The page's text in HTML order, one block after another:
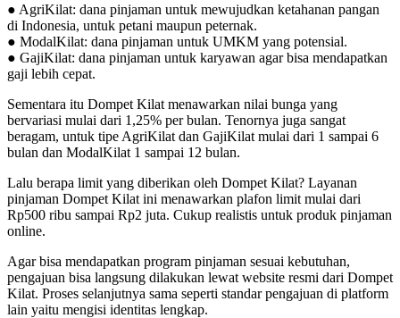
● AgriKilat: dana pinjaman untuk mewujudkan ketahanan pangan
di Indonesia, untuk petani maupun peternak.
● ModalKilat: dana pinjaman untuk UMKM yang potensial.
● GajiKilat: dana pinjaman untuk karyawan agar bisa mendapatkan
gaji lebih cepat.
Sementara itu Dompet Kilat menawarkan nilai bunga yang
bervariasi mulai dari 1,25% per bulan. Tenornya juga sangat
beragam, untuk tipe AgriKilat dan GajiKilat mulai dari 1 sampai 6
bulan dan ModalKilat 1 sampai 12 bulan.
Lalu berapa limit yang diberikan oleh Dompet Kilat? Layanan
pinjaman Dompet Kilat ini menawarkan plafon limit mulai dari
Rp500 ribu sampai Rp2 juta. Cukup realistis untuk produk pinjaman
online.
Agar bisa mendapatkan program pinjaman sesuai kebutuhan,
pengajuan bisa langsung dilakukan lewat website resmi dari Dompet
Kilat. Proses selanjutnya sama seperti standar pengajuan di platform
lain yaitu mengisi identitas lengkap.